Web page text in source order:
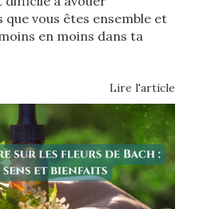
que vous êtes ensemble et
en moins dans ta
Lire l'article